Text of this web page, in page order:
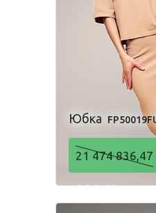
Фартук школьный
Для мальчиков
Юбка
21 474 836,47
836,48Р